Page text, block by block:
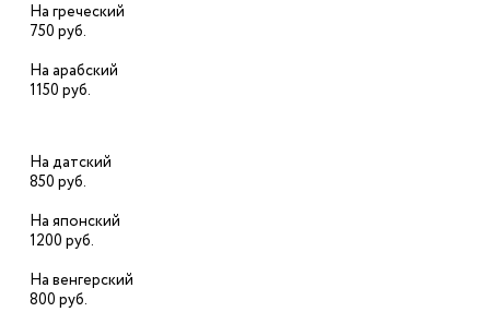
На греческий
750 руб.
На арабский
1150 руб.
На датский
850 руб.
На японский
1200 руб.
На венгерский
800 руб.